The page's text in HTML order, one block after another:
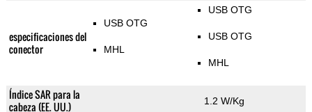
especificaciones del
conector
USB OTG
MHL
USB OTG
USB OTG
MHL
Índice SAR para la
cabeza (EE. UU.)
1.2 W/Kg